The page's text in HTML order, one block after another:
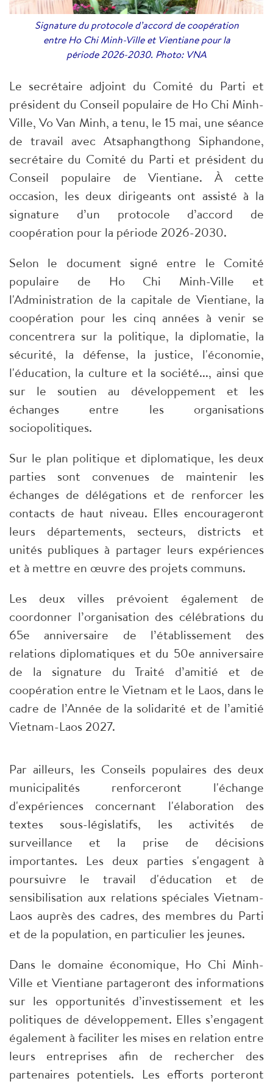
Signature du protocole d’accord de coopération
entre Ho Chi Minh-Ville et Vientiane pour la
période 2026-2030. Photo: VNA
Le secrétaire adjoint du Comité du Parti et
président du Conseil populaire de Ho Chi Minh-
Ville, Vo Van Minh, a tenu, le 15 mai, une séance
de travail avec Atsaphangthong Siphandone,
secrétaire du Comité du Parti et président du
Conseil populaire de Vientiane. À cette
occasion, les deux dirigeants ont assisté à la
signature d’un protocole d’accord de
coopération pour la période 2026-2030.
Selon le document signé entre le Comité
populaire de Ho Chi Minh-Ville et
l'Administration de la capitale de Vientiane, la
coopération pour les cinq années à venir se
concentrera sur la politique, la diplomatie, la
sécurité, la défense, la justice, l'économie,
l'éducation, la culture et la société..., ainsi que
sur le soutien au développement et les
échanges entre les organisations
sociopolitiques.
Sur le plan politique et diplomatique, les deux
parties sont convenues de maintenir les
échanges de délégations et de renforcer les
contacts de haut niveau. Elles encourageront
leurs départements, secteurs, districts et
unités publiques à partager leurs expériences
et à mettre en œuvre des projets communs.
Les deux villes prévoient également de
coordonner l’organisation des célébrations du
65e anniversaire de l’établissement des
relations diplomatiques et du 50e anniversaire
de la signature du Traité d’amitié et de
coopération entre le Vietnam et le Laos, dans le
cadre de l’Année de la solidarité et de l’amitié
Vietnam-Laos 2027.
Par ailleurs, les Conseils populaires des deux
municipalités renforceront l'échange
d'expériences concernant l'élaboration des
textes sous-législatifs, les activités de
surveillance et la prise de décisions
importantes. Les deux parties s'engagent à
poursuivre le travail d'éducation et de
sensibilisation aux relations spéciales Vietnam-
Laos auprès des cadres, des membres du Parti
et de la population, en particulier les jeunes.
Dans le domaine économique, Ho Chi Minh-
Ville et Vientiane partageront des informations
sur les opportunités d’investissement et les
politiques de développement. Elles s’engagent
également à faciliter les mises en relation entre
leurs entreprises afin de rechercher des
partenaires potentiels. Les efforts porteront